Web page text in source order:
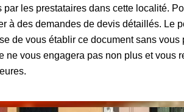
par les prestataires dans cette localité.
à des demandes de devis détaillés. Le
de vous établir ce document sans vous
ne vous engagera pas non plus et vous